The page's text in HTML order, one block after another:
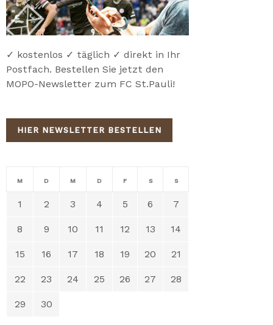
✓ kostenlos ✓ täglich ✓ direkt in Ihr
Postfach. Bestellen Sie jetzt den
MOPO-Newsletter zum FC St.Pauli!
HIER NEWSLETTER BESTELLEN
M D M D F S S
1 2 3 4 5 6 7
8 9 10 11 12 13 14
15 16 17 18 19 20 21
22 23 24 25 26 27 28
29 30